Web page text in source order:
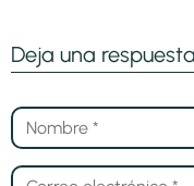
Deja una respuesta